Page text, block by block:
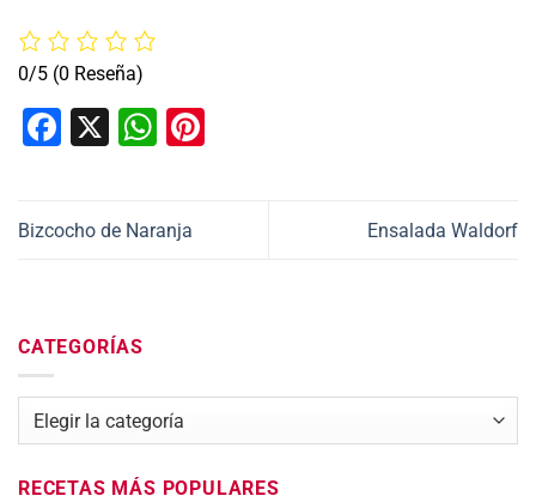
0/5 (0 Reseña)
Facebook
X WhatsApp
Bizcocho de Naranja Ensalada Waldorf
CATEGORÍAS
Categorías
RECETAS MÁS POPULARES